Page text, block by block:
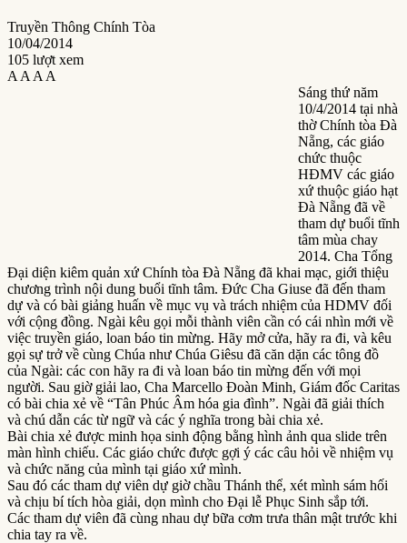
Truyền Thông Chính Tòa
10/04/2014
105 lượt xem
A A A A
Sáng thứ năm
10/4/2014 tại nhà
thờ Chính tòa Đà
Nẵng, các giáo
chức thuộc
HĐMV các giáo
xứ thuộc giáo hạt
Đà Nẵng đã về
tham dự buổi tĩnh
tâm mùa chay
2014. Cha Tổng
Đại diện kiêm quản xứ Chính tòa Đà Nẵng đã khai mạc, giới thiệu
chương trình nội dung buổi tĩnh tâm. Đức Cha Giuse đã đến tham
dự và có bài giảng huấn về mục vụ và trách nhiệm của HDMV đối
với cộng đồng. Ngài kêu gọi mỗi thành viên cần có cái nhìn mới về
việc truyền giáo, loan báo tin mừng. Hãy mở cửa, hãy ra đi, và kêu
gọi sự trở về cùng Chúa như Chúa Giêsu đã căn dặn các tông đồ
của Ngài: các con hãy ra đi và loan báo tin mừng đến với mọi
người. Sau giờ giải lao, Cha Marcello Đoàn Minh, Giám đốc Caritas
có bài chia xẻ về “Tân Phúc Âm hóa gia đình”. Ngài đã giải thích
và chú dẫn các từ ngữ và các ý nghĩa trong bài chia xẻ.
Bài chia xẻ được minh họa sinh động bằng hình ảnh qua slide trên
màn hình chiếu. Các giáo chức được gợi ý các câu hỏi về nhiệm vụ
và chức năng của mình tại giáo xứ mình.
Sau đó các tham dự viên dự giờ chầu Thánh thể, xét mình sám hối
và chịu bí tích hòa giải, dọn mình cho Đại lễ Phục Sinh sắp tới.
Các tham dự viên đã cùng nhau dự bữa cơm trưa thân mật trước khi
chia tay ra về.